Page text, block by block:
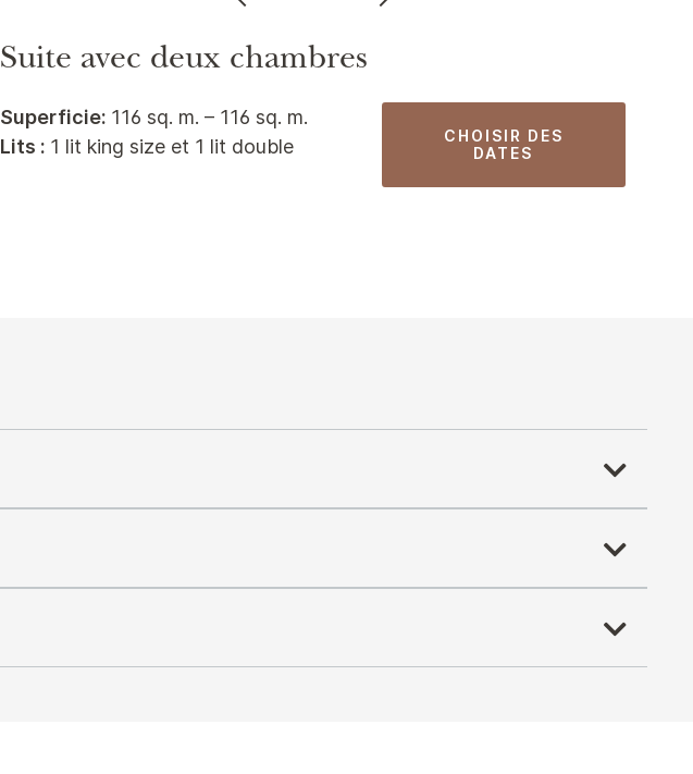
Suite avec deux chambres
Superficie: 116 sq. m. – 116 sq. m.
Lits : 1 lit king size et 1 lit double
CHOISIR DES
DATES